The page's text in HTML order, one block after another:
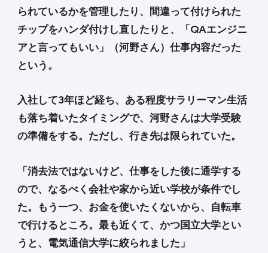
られているかを管理したり、間違って付けられた
チップをハンダ付けし直したりと、「QAエンジニ
アと言ってもいい」（河野さん）仕事内容だった
という。
入社して3年ほど経ち、ある程度サラリーマン生活
も落ち着いたタイミングで、河野さんは大学受験
の準備をする。ただし、行き先は限られていた。
「消去法ではないけど、仕事をした後に通学する
ので、なるべく会社や家から近い学校が条件でし
た。もう一つ、お金を使いたくないから、自転車
で行けるところ。最も近くて、かつ国立大学とい
うと、電気通信大学に絞られました」